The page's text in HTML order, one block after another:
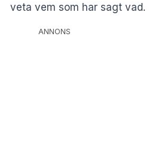
veta vem som har sagt vad.
ANNONS